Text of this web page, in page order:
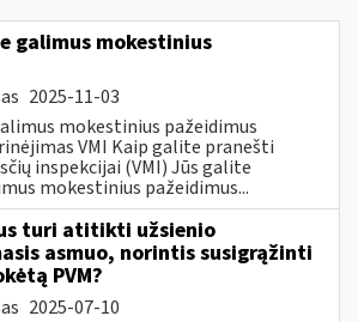
galimus mokestinius
2025-11-03
mokestinius pažeidimus
VMI Kaip galite pranešti
inspekcijai (VMI) Jūs galite
mokestinius pažeidimus...
turi atitikti užsienio
asmuo, norintis susigrąžinti
PVM?
2025-07-10